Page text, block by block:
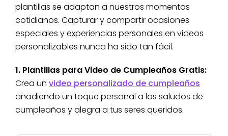
plantillas se adaptan a nuestros momentos
cotidianos. Capturar y compartir ocasiones
especiales y experiencias personales en videos
personalizables nunca ha sido tan fácil.
1. Plantillas para Video de Cumpleaños Gratis:
Crea un video personalizado de cumpleaños
añadiendo un toque personal a los saludos de
cumpleaños y alegra a tus seres queridos.